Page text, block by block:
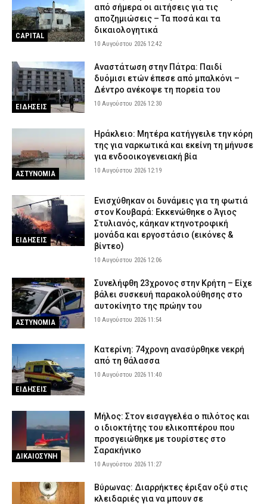
ΕΙΔΗΣΕΙΣ 9 Αυγούστου 2026 22:19
Πότε πέφτουν οι επόμενες αργίες και τα τριήμερα του 2026
ΕΙΔΗΣΕΙΣ 9 Αυγούστου 2026 22:04
Συνελήφθησαν δύο άτομα για πρόκληση πυρκαγιών από αμέλεια
σε Μαρούσι και Χίο – Ο ένας έκανε μπάρμπεκιου δίπλα στο
δάσος
ΑΣΤΥΝΟΜΙΑ 9 Αυγούστου 2026 21:42
ένα δευτερόλεπτο από την προσοχή μου»
ΕΙΔΗΣΕΙΣ 9 Αυγούστου 2026 21:28
CAPITAL
από σήμερα οι αιτήσεις για τις
αποζημιώσεις – Τα ποσά και τα
δικαιολογητικά
10 Αυγούστου 2026 12:42
ΕΙΔΗΣΕΙΣ
Αναστάτωση στην Πάτρα: Παιδί
δυόμισι ετών έπεσε από μπαλκόνι –
Δέντρο ανέκοψε τη πορεία του
10 Αυγούστου 2026 12:30
ΑΣΤΥΝΟΜΙΑ
Ηράκλειο: Μητέρα κατήγγειλε την κόρη
της για ναρκωτικά και εκείνη τη μήνυσε
για ενδοοικογενειακή βία
10 Αυγούστου 2026 12:19
ΕΙΔΗΣΕΙΣ
Ενισχύθηκαν οι δυνάμεις για τη φωτιά
στον Κουβαρά: Εκκενώθηκε ο Άγιος
Στυλιανός, κάηκαν κτηνοτροφική
μονάδα και εργοστάσιο (εικόνες &
βίντεο)
10 Αυγούστου 2026 12:06
ΑΣΤΥΝΟΜΙΑ
Συνελήφθη 23χρονος στην Κρήτη – Είχε
βάλει συσκευή παρακολούθησης στο
αυτοκίνητο της πρώην του
10 Αυγούστου 2026 11:54
ΕΙΔΗΣΕΙΣ
Κατερίνη: 74χρονη ανασύρθηκε νεκρή
από τη θάλασσα
10 Αυγούστου 2026 11:40
ΔΙΚΑΙΟΣΥΝΗ
Μήλος: Στον εισαγγελέα ο πιλότος και
ο ιδιοκτήτης του ελικοπτέρου που
προσγειώθηκε με τουρίστες στο
Σαρακήνικο
10 Αυγούστου 2026 11:27
Βύρωνας: Διαρρήκτες έριξαν οξύ στις
κλειδαριές για να μπουν σε